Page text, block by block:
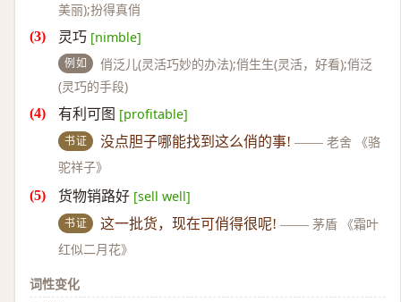
美丽);扮得真俏
灵巧 [nimble]
例如
俏泛儿(灵活巧妙的办法);俏生生(灵活，好看);俏泛
(灵巧的手段)
有利可图 [profitable]
书证 没点胆子哪能找到这么俏的事! —— 老舍 《骆
驼祥子》
货物销路好 [sell well]
书证 这一批货，现在可俏得很呢! —— 茅盾 《霜叶
红似二月花》
词性变化